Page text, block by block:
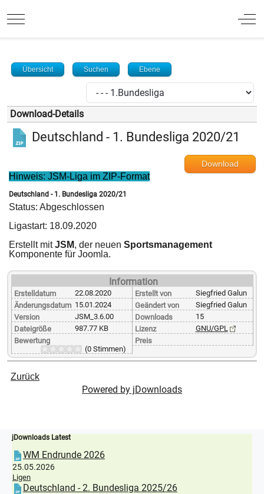
Mobile Menu Toggle Off-
Übersicht Suchen Ebene
Download-Details
Deutschland - 1. Bundesliga 2020/21
Download
Hinweis: JSM-Liga im ZIP-Format
Deutschland - 1. Bundesliga 2020/21
Status: Abgeschlossen
Ligastart: 18.09.2020
Erstellt mitJSM, der neuen Sportsmanagement
Komponente für Joomla.
Information
Erstelldatum
22.08.2020
Änderungsdatum 15.01.2024
Version
JSM_3.6.00
Dateigröße
987.77 KB
Bewertung
(0 Stimmen)
Erstellt von
Siegfried Galun
Geändert von
Siegfried Galun
Downloads
15
Lizenz
GNU/GPL
Preis
Zurück
Powered by jDownloads
jDownloads Latest
WM Endrunde 2026
25.05.2026
Ligen
Deutschland - 2. Bundesliga 2025/26